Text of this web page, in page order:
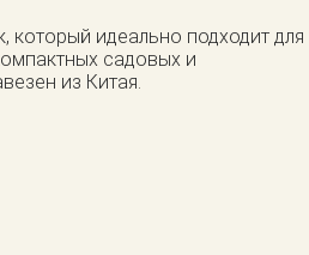
который идеально подходит для
садовых и
из Китая.